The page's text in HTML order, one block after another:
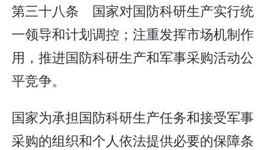
第三十八条 国家对国防科研生产实行统
一领导和计划调控；注重发挥市场机制作
用，推进国防科研生产和军事采购活动公
平竞争。
国家为承担国防科研生产任务和接受军事
采购的组织和个人依法提供必要的保障条